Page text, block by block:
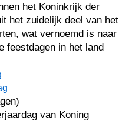
het Koninkrijk der
het zuidelijk deel van het
wat vernoemd is naar
feestdagen in het land
van Koning